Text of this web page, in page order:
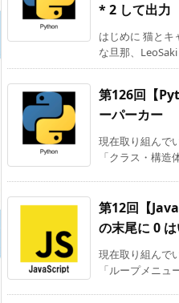
* 2 して出力
はじめに 猫とキ
な旦那、
第126回【
ーパーカー
現在取り組んで
「クラス・構造
第12回【
の末尾に 0
現在取り組んで
「ループメニュ